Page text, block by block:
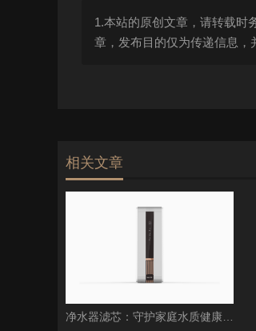
1.本站的原创文章，请转载时
章，发布目的仅为传递信息，
相关文章